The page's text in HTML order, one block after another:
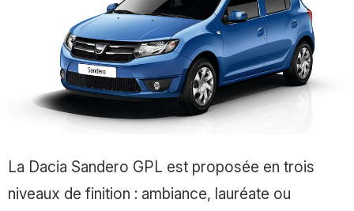
La Dacia Sandero GPL est proposée en trois
niveaux de finition : ambiance, lauréate ou